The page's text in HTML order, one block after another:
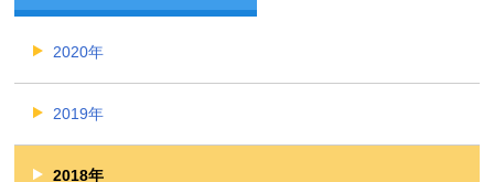
2020年
2019年
2018年